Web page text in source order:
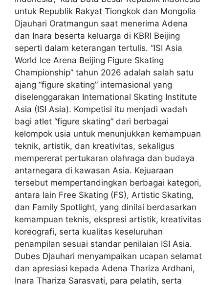
untuk Republik Rakyat Tiongkok dan Mongolia
Djauhari Oratmangun saat menerima Adena
dan Inara beserta keluarga di KBRI Beijing
seperti dalam keterangan tertulis. “ISI Asia
World Ice Arena Beijing Figure Skating
Championship” tahun 2026 adalah salah satu
ajang “figure skating” internasional yang
diselenggarakan International Skating Institute
Asia (ISI Asia). Kompetisi itu menjadi wadah
bagi atlet “figure skating” dari berbagai
kelompok usia untuk menunjukkan kemampuan
teknik, artistik, dan kreativitas, sekaligus
mempererat pertukaran olahraga dan budaya
antarnegara di kawasan Asia. Kejuaraan
tersebut mempertandingkan berbagai kategori,
antara lain Free Skating (FS), Artistic Skating,
dan Family Spotlight, yang dinilai berdasarkan
kemampuan teknis, ekspresi artistik, kreativitas
koreografi, serta kualitas keseluruhan
penampilan sesuai standar penilaian ISI Asia.
Dubes Djauhari menyampaikan ucapan selamat
dan apresiasi kepada Adena Thariza Ardhani,
Inara Thariza Sarasvati, para pelatih, serta